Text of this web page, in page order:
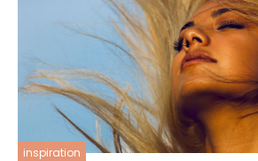
inspiration